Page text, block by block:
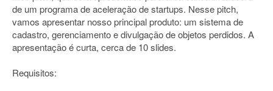
de um programa de aceleração de startups. Nesse pitch,
vamos apresentar nosso principal produto: um sistema de
cadastro, gerenciamento e divulgação de objetos perdidos. A
apresentação é curta, cerca de 10 slides.
Requisitos: